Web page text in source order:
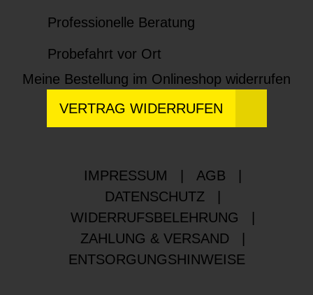
Professionelle Beratung
Probefahrt vor Ort
Meine Bestellung im Onlineshop widerrufen
VERTRAG WIDERRUFEN
IMPRESSUM AGB
DATENSCHUTZ
WIDERRUFSBELEHRUNG
ZAHLUNG & VERSAND
ENTSORGUNGSHINWEISE